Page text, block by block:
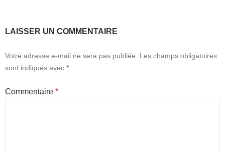
LAISSER UN COMMENTAIRE
Votre adresse e-mail ne sera pas publiée.
Les champs obligatoires
sont indiqués avec *
Commentaire *